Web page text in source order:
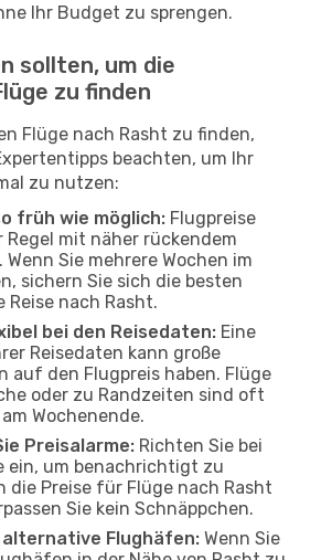
Ihr Budget zu sprengen.
sollten, um die
zu finden
Flüge nach Rasht zu finden,
beachten, um Ihr
zu nutzen:
früh wie möglich: Flugpreise
Regel mit näher rückendem
Sie mehrere Wochen im
sichern Sie sich die besten
nach Rasht.
bei den Reisedaten: Eine
Reisedaten kann große
auf den Flugpreis haben. Flüge
oder zu Randzeiten sind oft
Wochenende.
Preisalarme: Richten Sie bei
ein, um benachrichtigt zu
die Preise für Flüge nach Rasht
Sie kein Schnäppchen.
alternative Flughäfen: Wenn Sie